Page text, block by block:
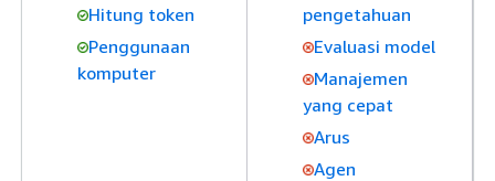
Hitung token
Penggunaan
komputer
pengetahuan
Evaluasi model
Manajemen
yang cepat
Arus
Agen